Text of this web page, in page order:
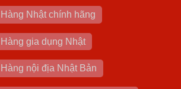
Hàng Nhật chính hãng
Hàng gia dụng Nhật
Hàng nội địa Nhật Bản